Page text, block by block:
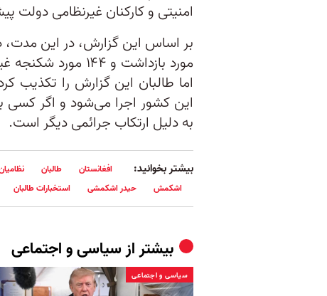
امنیتی و کارکنان غیرنظامی دولت
مورد بازداشت و
اما طالبان این گزارش را تکذیب
این کشور اجرا می‌شود و اگر کسی
به دلیل ارتکاب جرائمی دیگر است.
بیشتر بخوانید: افغانستان طالبان
اشکمش
حیدر اشکمشی استخبارات طالبان
بیشتر ازسیاسی و اجتماعی
سیاسی و اجتماعی